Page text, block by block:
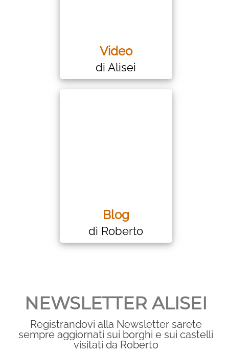
Video
di Alisei
Blog
di Roberto
NEWSLETTER ALISEI
Registrandovi alla Newsletter sarete
sempre aggiornati sui borghi e sui castelli
visitati da Roberto